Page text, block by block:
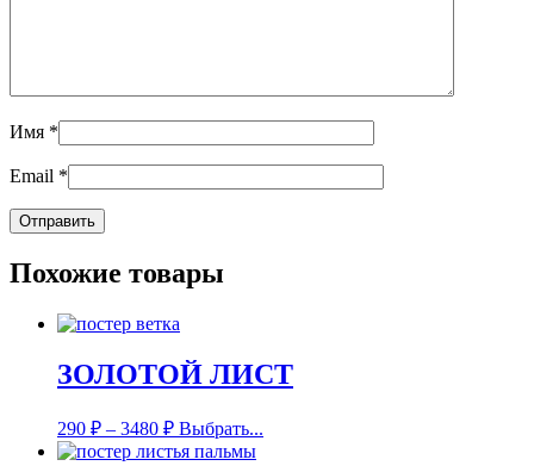
Имя *
Email *
Похожие товары
ЗОЛОТОЙ ЛИСТ
290 ₽ – 3480 ₽ Выбрать...